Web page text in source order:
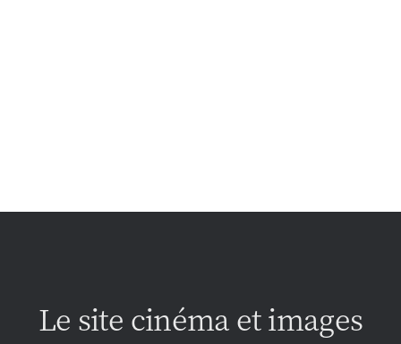
Le site cinéma et images